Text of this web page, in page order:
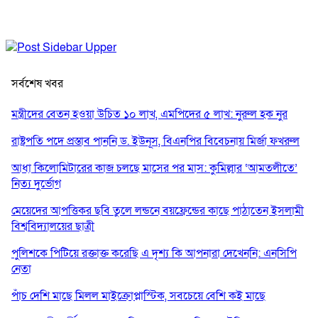
সর্বশেষ খবর
মন্ত্রীদের বেতন হওয়া উচিত ১০ লাখ, এমপিদের ৫ লাখ: নুরুল হক নুর
রাষ্ট্রপতি পদে প্রস্তাব পাননি ড. ইউনূস, বিএনপির বিবেচনায় মির্জা ফখরুল
আধা কিলোমিটারের কাজ চলছে মাসের পর মাস: কুমিল্লার ‘আমতলীতে’
নিত্য দুর্ভোগ
মেয়েদের আপত্তিকর ছবি তুলে লন্ডনে বয়ফ্রেন্ডের কাছে পাঠাতেন ইসলামী
বিশ্ববিদ্যালয়ের ছাত্রী
পুলিশকে পিটিয়ে রক্তাক্ত করেছি এ দৃশ্য কি আপনারা দেখেননি: এনসিপি
নেতা
পাঁচ দেশি মাছে মিলল মাইক্রোপ্লাস্টিক, সবচেয়ে বেশি কই মাছে